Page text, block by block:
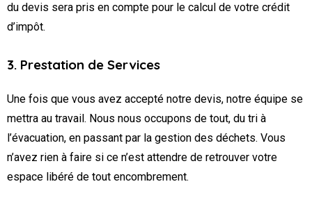
du devis sera pris en compte pour le calcul de votre crédit
d’impôt.
3. Prestation de Services
Une fois que vous avez accepté notre devis, notre équipe se
mettra au travail. Nous nous occupons de tout, du tri à
l’évacuation, en passant par la gestion des déchets. Vous
n’avez rien à faire si ce n’est attendre de retrouver votre
espace libéré de tout encombrement.